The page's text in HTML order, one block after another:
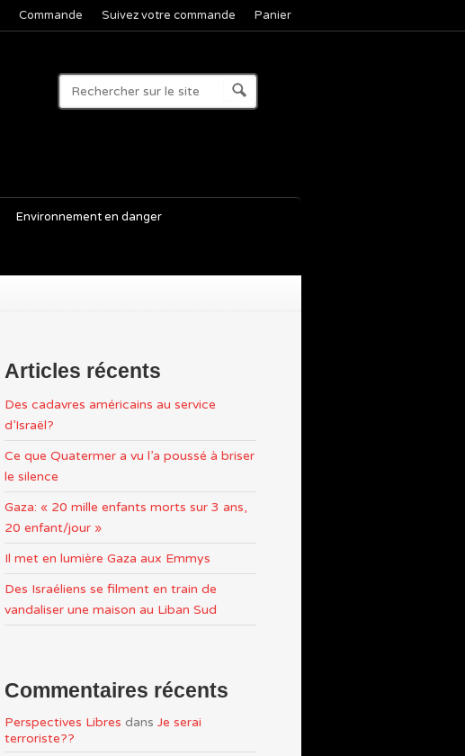
Commande Suivez votre commande Panier
Environnement en danger
Articles récents
Des cadavres américains au service
d’Israël?
Ce que Quatermer a vu l’a poussé à briser
le silence
Gaza: « 20 mille enfants morts sur 3 ans,
20 enfant/jour »
Il met en lumière Gaza aux Emmys
Des Israéliens se filment en train de
vandaliser une maison au Liban Sud
Commentaires récents
Perspectives Libres dans Je serai
terroriste??